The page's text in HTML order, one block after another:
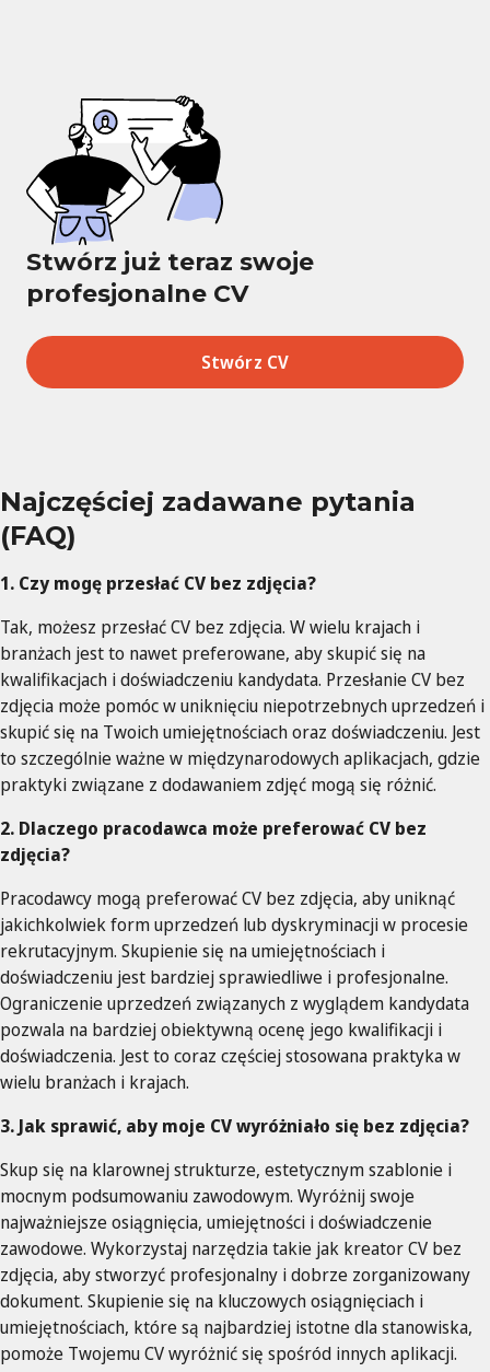
Stwórz już teraz swoje
profesjonalne CV
Stwórz CV
Najczęściej zadawane pytania
(FAQ)
1. Czy mogę przesłać CV bez zdjęcia?
Tak, możesz przesłać CV bez zdjęcia. W wielu krajach i
branżach jest to nawet preferowane, aby skupić się na
kwalifikacjach i doświadczeniu kandydata. Przesłanie CV bez
zdjęcia może pomóc w uniknięciu niepotrzebnych uprzedzeń i
skupić się na Twoich umiejętnościach oraz doświadczeniu. Jest
to szczególnie ważne w międzynarodowych aplikacjach, gdzie
praktyki związane z dodawaniem zdjęć mogą się różnić.
2. Dlaczego pracodawca może preferować CV bez
zdjęcia?
Pracodawcy mogą preferować CV bez zdjęcia, aby uniknąć
jakichkolwiek form uprzedzeń lub dyskryminacji w procesie
rekrutacyjnym. Skupienie się na umiejętnościach i
doświadczeniu jest bardziej sprawiedliwe i profesjonalne.
Ograniczenie uprzedzeń związanych z wyglądem kandydata
pozwala na bardziej obiektywną ocenę jego kwalifikacji i
doświadczenia. Jest to coraz częściej stosowana praktyka w
wielu branżach i krajach.
3. Jak sprawić, aby moje CV wyróżniało się bez zdjęcia?
Skup się na klarownej strukturze, estetycznym szablonie i
mocnym podsumowaniu zawodowym. Wyróżnij swoje
najważniejsze osiągnięcia, umiejętności i doświadczenie
zawodowe. Wykorzystaj narzędzia takie jak kreator CV bez
zdjęcia, aby stworzyć profesjonalny i dobrze zorganizowany
dokument. Skupienie się na kluczowych osiągnięciach i
umiejętnościach, które są najbardziej istotne dla stanowiska,
pomoże Twojemu CV wyróżnić się spośród innych aplikacji.